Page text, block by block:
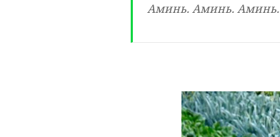
Аминь. Аминь. Аминь.